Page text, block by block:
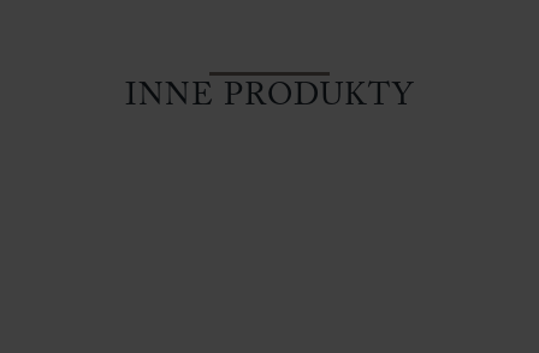
INNE PRODUKTY